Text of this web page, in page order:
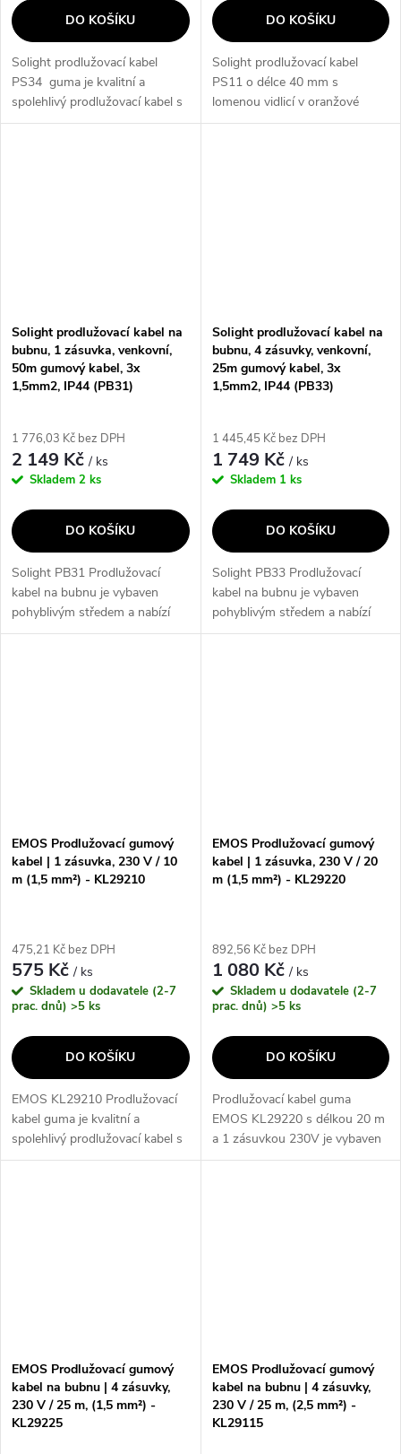
DO KOŠÍKU
Solight prodlužovací kabel
PS34 guma je kvalitní a
spolehlivý prodlužovací kabel s
délkou 30 metrů.
DO KOŠÍKU
Solight prodlužovací kabel
PS11 o délce 40 mm s
lomenou vidlicí v oranžové
barvě.
Solight prodlužovací kabel na
bubnu, 1 zásuvka, venkovní,
50m gumový kabel, 3x
1,5mm2, IP44 (PB31)
1 776,03 Kč bez DPH
2 149 Kč/ ks
Skladem 2 ks
DO KOŠÍKU
Solight PB31 Prodlužovací
kabel na bubnu je vybaven
pohyblivým středem a nabízí
délku 50 metrů. S jednou
Solight prodlužovací kabel na
bubnu, 4 zásuvky, venkovní,
25m gumový kabel, 3x
1,5mm2, IP44 (PB33)
1 445,45 Kč bez DPH
1 749 Kč/ ks
Skladem 1 ks
DO KOŠÍKU
Solight PB33 Prodlužovací
kabel na bubnu je vybaven
pohyblivým středem a nabízí
délku 25 metrů. S čtyřmi
EMOS Prodlužovací gumový
kabel | 1 zásuvka, 230 V / 10
m (1,5 mm²) - KL29210
475,21 Kč bez DPH
575 Kč/ ks
Skladem u dodavatele (2-7
prac. dnů) >5 ks
DO KOŠÍKU
EMOS KL29210 Prodlužovací
kabel guma je kvalitní a
spolehlivý prodlužovací kabel s
délkou 10 metrů. Je vybaven
EMOS Prodlužovací gumový
kabel | 1 zásuvka, 230 V / 20
m (1,5 mm²) - KL29220
892,56 Kč bez DPH
1 080 Kč/ ks
Skladem u dodavatele (2-7
prac. dnů) >5 ks
DO KOŠÍKU
Prodlužovací kabel guma
EMOS KL29220 s délkou 20 m
a 1 zásuvkou 230V je vybaven
vodičem H07RN-F3G 1,5 mm2
EMOS Prodlužovací gumový
kabel na bubnu | 4 zásuvky,
230 V / 25 m, (1,5 mm²) -
KL29225
EMOS Prodlužovací gumový
kabel na bubnu | 4 zásuvky,
230 V / 25 m, (2,5 mm²) -
KL29115